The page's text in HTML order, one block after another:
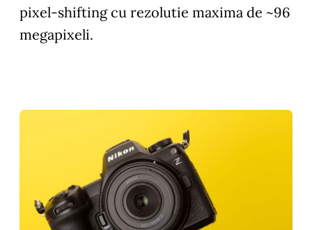
pixel-shifting cu rezolutie maxima de ~96
megapixeli.